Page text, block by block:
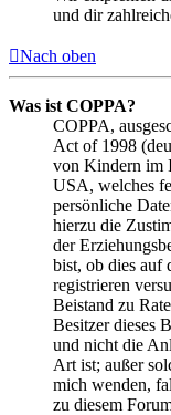
und dir
Nach oben
Was ist COPPA?
COPPA,
Act of 1998
von Kindern im
USA, welches
persönliche
hierzu die
der
bist, ob dies auf
registrieren
Beistand zu
Besitzer dieses
und nicht die
Art ist; außer
mich wenden,
zu diesem